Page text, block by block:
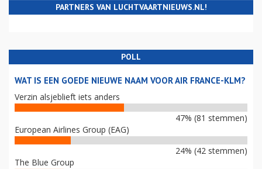
PARTNERS VAN LUCHTVAARTNIEUWS.NL!
POLL
WAT IS EEN GOEDE NIEUWE NAAM VOOR AIR FRANCE-KLM?
Verzin alsjeblieft iets anders
47% (81 stemmen)
European Airlines Group (EAG)
24% (42 stemmen)
The Blue Group